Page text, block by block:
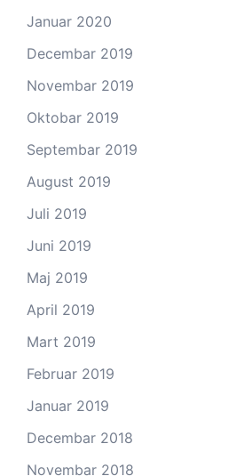
Januar 2020
Decembar 2019
Novembar 2019
Oktobar 2019
Septembar 2019
August 2019
Juli 2019
Juni 2019
Maj 2019
April 2019
Mart 2019
Februar 2019
Januar 2019
Decembar 2018
Novembar 2018